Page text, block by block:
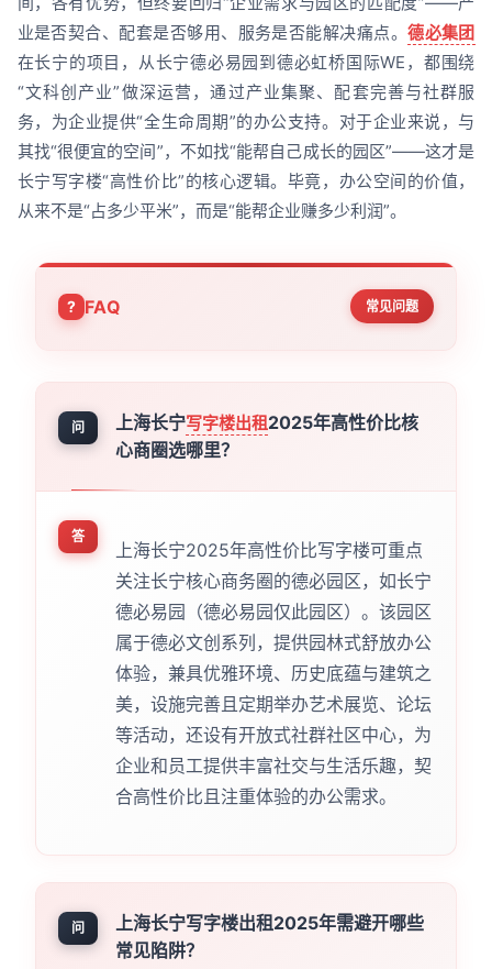
业是否契合、配套是否够用、服务是否能解决痛点。德必集团
在长宁的项目，从长宁德必易园到德必虹桥国际WE，都围绕
“文科创产业”做深运营，通过产业集聚、配套完善与社群服
务，为企业提供“全生命周期”的办公支持。对于企业来说，与
其找“很便宜的空间”，不如找“能帮自己成长的园区”——这才是
长宁写字楼“高性价比”的核心逻辑。毕竟，办公空间的价值，
从来不是“占多少平米”，而是“能帮企业赚多少利润”。
FAQ 常见问题
问 上海长宁写字楼出租2025年高性价比核
心商圈选哪里？
答
上海长宁2025年高性价比写字楼可重点
关注长宁核心商务圈的德必园区，如长宁
德必易园（德必易园仅此园区）。该园区
属于德必文创系列，提供园林式舒放办公
体验，兼具优雅环境、历史底蕴与建筑之
美，设施完善且定期举办艺术展览、论坛
等活动，还设有开放式社群社区中心，为
企业和员工提供丰富社交与生活乐趣，契
合高性价比且注重体验的办公需求。
问
上海长宁写字楼出租2025年需避开哪些
常见陷阱？